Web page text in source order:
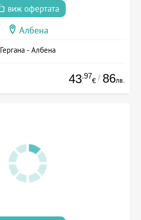
виж офертата
Албена
Гергана - Албена
43.97
€ / 86лв.